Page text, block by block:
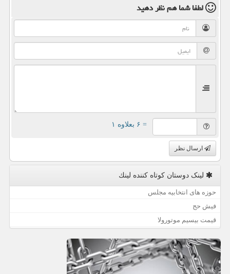
لطفا شما همنظر دهید
= ۶ بعلاوه ۱
ارسال نظر
لینک دوستان كوتاه كننده لینك
حوزه های انتخابیه مجلس
فیش حج
قیمت بیسیم موتورولا